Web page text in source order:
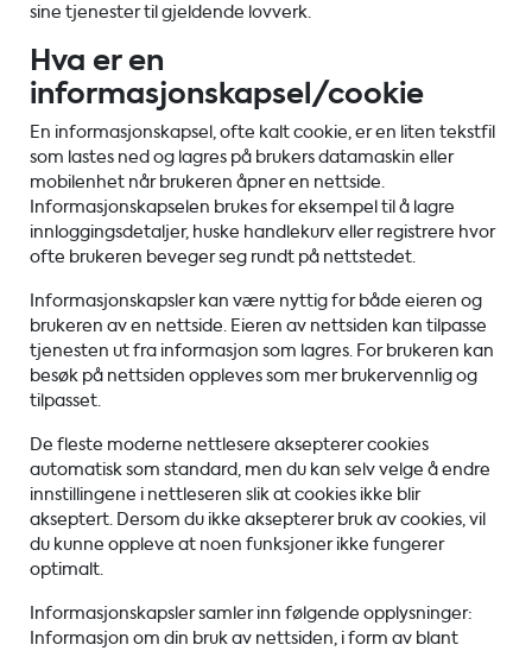
sine tjenester til gjeldende lovverk.
Hva er en
informasjonskapsel/cookie
En informasjonskapsel, ofte kalt cookie, er en liten tekstfil
som lastes ned og lagres på brukers datamaskin eller
mobilenhet når brukeren åpner en nettside.
Informasjonskapselen brukes for eksempel til å lagre
innloggingsdetaljer, huske handlekurv eller registrere hvor
ofte brukeren beveger seg rundt på nettstedet.
Informasjonskapsler kan være nyttig for både eieren og
brukeren av en nettside. Eieren av nettsiden kan tilpasse
tjenesten ut fra informasjon som lagres. For brukeren kan
besøk på nettsiden oppleves som mer brukervennlig og
tilpasset.
De fleste moderne nettlesere aksepterer cookies
automatisk som standard, men du kan selv velge å endre
innstillingene i nettleseren slik at cookies ikke blir
akseptert. Dersom du ikke aksepterer bruk av cookies, vil
du kunne oppleve at noen funksjoner ikke fungerer
optimalt.
Informasjonskapsler samler inn følgende opplysninger:
Informasjon om din bruk av nettsiden, i form av blant